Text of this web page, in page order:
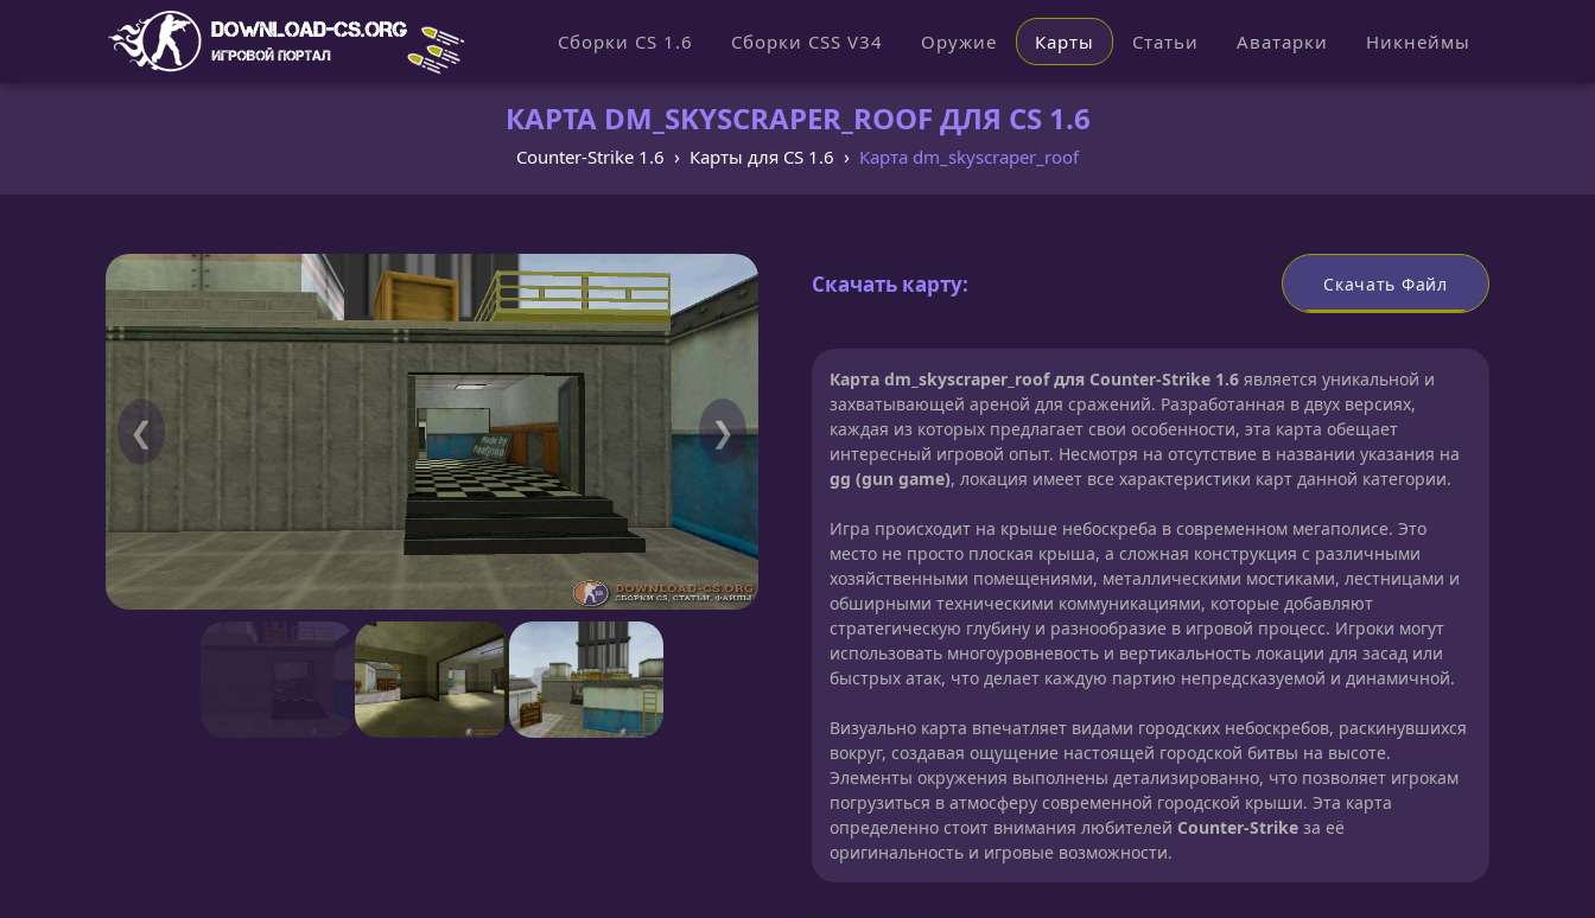
Сборки CS 1.6 Сборки CSS V34 Оружие Карты Статьи Аватарки Никнеймы
КАРТА DM_SKYSCRAPER_ROOF ДЛЯ CS 1.6
Counter-Strike 1.6 Карты для CS 1.6 Карта dm_skyscraper_roof
❮ ❯
Скачать карту: Скачать Файл
Карта dm_skyscraper_roof для Counter-Strike 1.6 является уникальной и
захватывающей ареной для сражений. Разработанная в двух версиях,
каждая из которых предлагает свои особенности, эта карта обещает
интересный игровой опыт. Несмотря на отсутствие в названии указания на
gg (gun game), локация имеет все характеристики карт данной категории.
Игра происходит на крыше небоскреба в современном мегаполисе. Это
место не просто плоская крыша, а сложная конструкция с различными
хозяйственными помещениями, металлическими мостиками, лестницами и
обширными техническими коммуникациями, которые добавляют
стратегическую глубину и разнообразие в игровой процесс. Игроки могут
использовать многоуровневость и вертикальность локации для засад или
быстрых атак, что делает каждую партию непредсказуемой и динамичной.
Визуально карта впечатляет видами городских небоскребов, раскинувшихся
вокруг, создавая ощущение настоящей городской битвы на высоте.
Элементы окружения выполнены детализированно, что позволяет игрокам
погрузиться в атмосферу современной городской крыши. Эта карта
определенно стоит внимания любителей Counter-Strike за её
оригинальность и игровые возможности.